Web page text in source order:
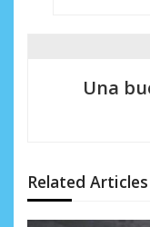
n
d
Una
Related Articles